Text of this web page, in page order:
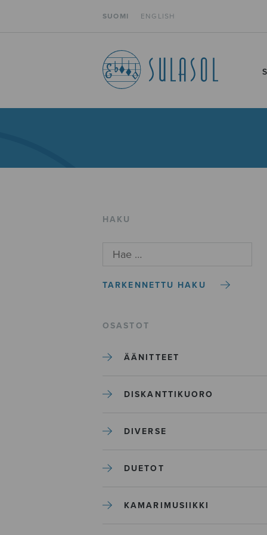
SUOMI ENGLISH
HAKU
TARKENNETTU HAKU
OSASTOT
ÄÄNITTEET
DISKANTTIKUORO
DIVERSE
DUETOT
KAMARIMUSIIKKI